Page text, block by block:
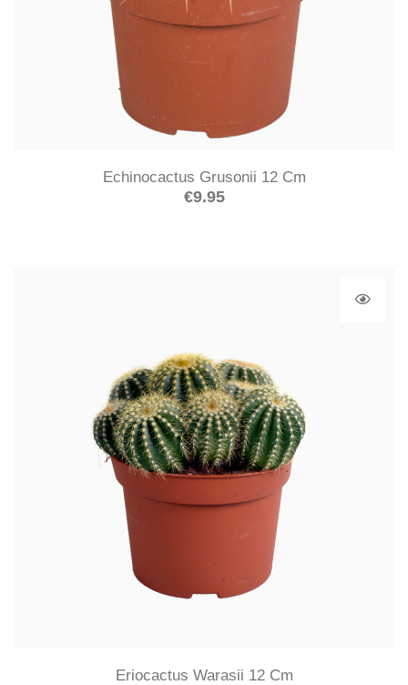
Echinocactus Grusonii 12 Cm
€9.95
Eriocactus Warasii 12 Cm